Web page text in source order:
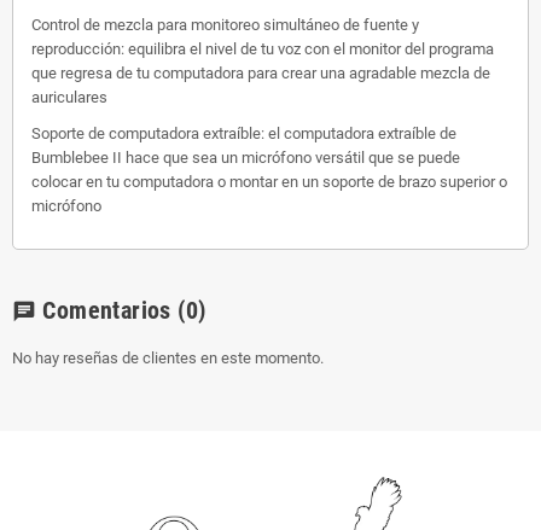
Control de mezcla para monitoreo simultáneo de fuente y
reproducción: equilibra el nivel de tu voz con el monitor del programa
que regresa de tu computadora para crear una agradable mezcla de
auriculares
Soporte de computadora extraíble: el computadora extraíble de
Bumblebee II hace que sea un micrófono versátil que se puede
colocar en tu computadora o montar en un soporte de brazo superior o
micrófono
chat Comentarios (0)
No hay reseñas de clientes en este momento.